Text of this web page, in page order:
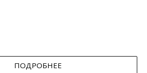
ПОДРОБНЕЕ